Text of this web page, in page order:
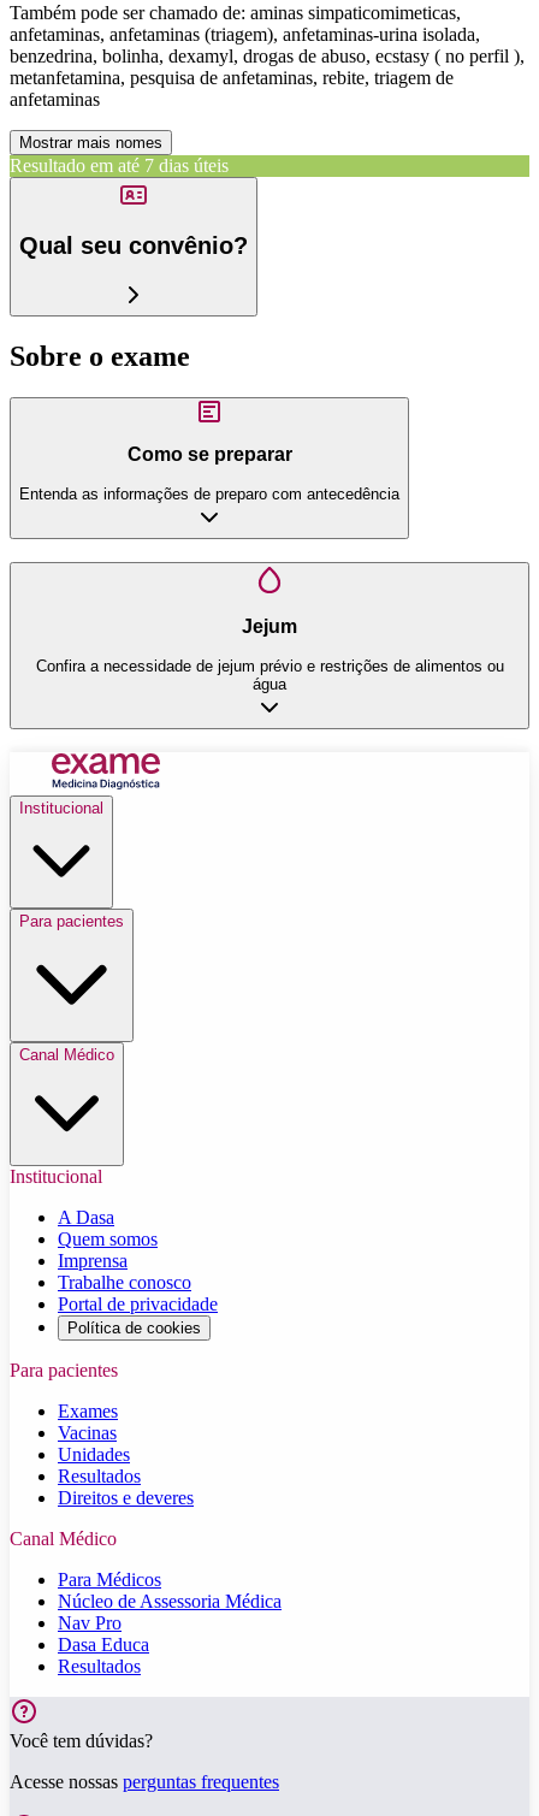
Também pode ser chamado de: aminas simpaticomimeticas,
anfetaminas, anfetaminas (triagem), anfetaminas-urina isolada,
benzedrina, bolinha, dexamyl, drogas de abuso, ecstasy ( no perfil ),
metanfetamina, pesquisa de anfetaminas, rebite, triagem de
anfetaminas
Mostrar mais nomes
Resultado em até 7 dias úteis
Qual seu convênio?
Sobre o exame
Como se preparar
Entenda as informações de preparo com antecedência
Jejum
Confira a necessidade de jejum prévio e restrições de alimentos ou
água
Institucional
Para pacientes
Canal Médico
Institucional
A Dasa
Quem somos
Imprensa
Trabalhe conosco
Portal de privacidade
Política de cookies
Para pacientes
Exames
Vacinas
Unidades
Resultados
Direitos e deveres
Canal Médico
Para Médicos
Núcleo de Assessoria Médica
Nav Pro
Dasa Educa
Resultados
Você tem dúvidas?
Acesse nossas perguntas frequentes